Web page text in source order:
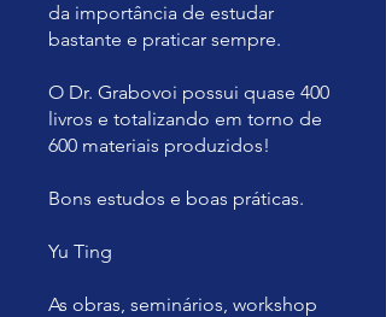
da importância de estudar
bastante e praticar sempre.
O Dr. Grabovoi possui quase 400
livros e totalizando em torno de
600 materiais produzidos!
Bons estudos e boas práticas.
Yu Ting
As obras, seminários, workshop